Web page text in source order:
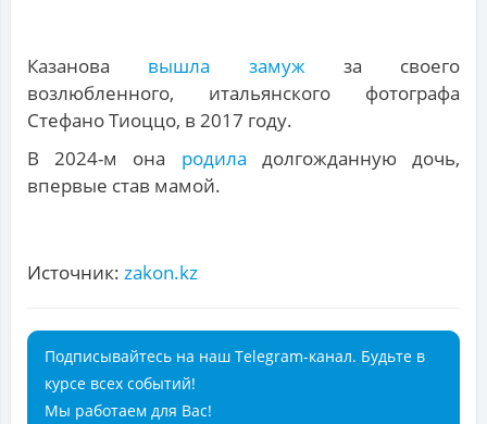
Казанова вышла замужза своего
возлюбленного, итальянского фотографа
Стефано Тиоццо, в 2017 году.
В 2024-м она родила долгожданную дочь,
впервые став мамой.
Источник: zakon.kz
Подписывайтесь на наш Telegram-канал. Будьте в
курсе всех событий!
Мы работаем для Вас!